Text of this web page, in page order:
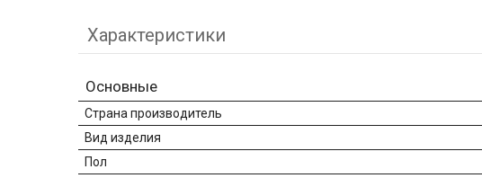
Характеристики
Основные
Страна производитель
Вид изделия
Пол